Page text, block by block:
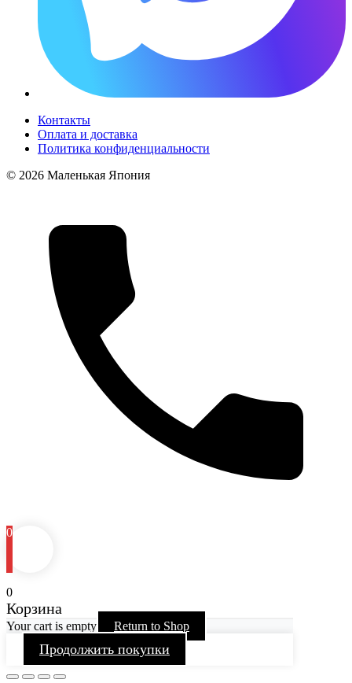
Контакты
Оплата и доставка
Политика конфиденциальности
© 2026 Маленькая Япония
0
0
Корзина
Your cart is empty Return to Shop
Продолжить покупки